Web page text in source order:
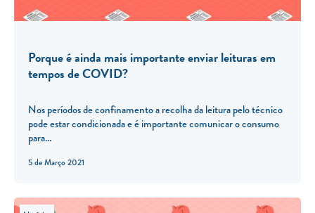
5 de Março 2021
Porque é ainda mais importante enviar leituras em
tempos de COVID?
Nos períodos de confinamento a recolha da leitura pelo técnico
pode estar condicionada e é importante comunicar o consumo
para...